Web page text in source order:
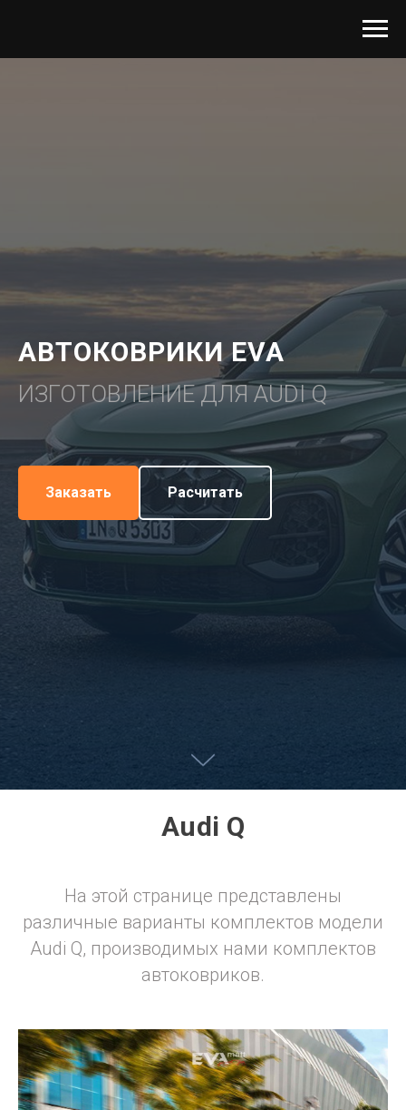
АВТОКОВРИКИ EVA
ИЗГОТОВЛЕНИЕ ДЛЯ AUDI Q
Заказать Расчитать
Audi Q
На этой странице представлены
различные варианты комплектов модели
Audi Q, производимых нами комплектов
автоковриков.